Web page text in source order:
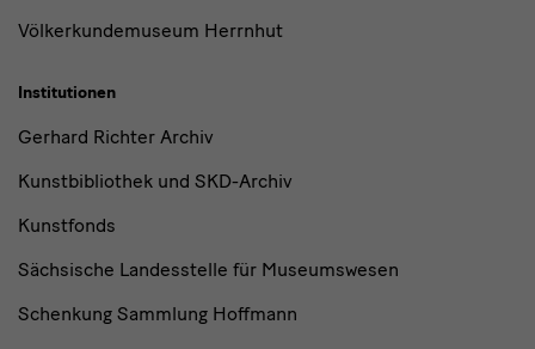
Völkerkundemuseum Herrnhut
Institutionen
Gerhard Richter Archiv
Kunstbibliothek und SKD-Archiv
Kunstfonds
Sächsische Landesstelle für Museumswesen
Schenkung Sammlung Hoffmann